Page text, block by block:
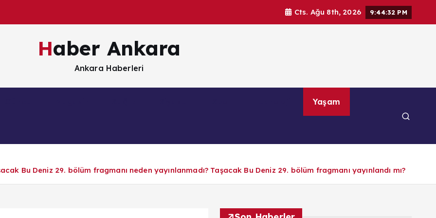
Cts. Ağu 8th, 2026 9:44:34 PM
Haber Ankara
Ankara Haberleri
Yaşam
Bu Deniz 29. bölüm fragmanı neden yayınlanmadı? Taşacak Bu Deniz 29. bölüm fragmanı yayınlandı mı?